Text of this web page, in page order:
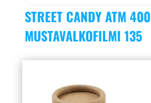
STREET CANDY ATM 400
MUSTAVALKOFILMI 135
minikolmijalka